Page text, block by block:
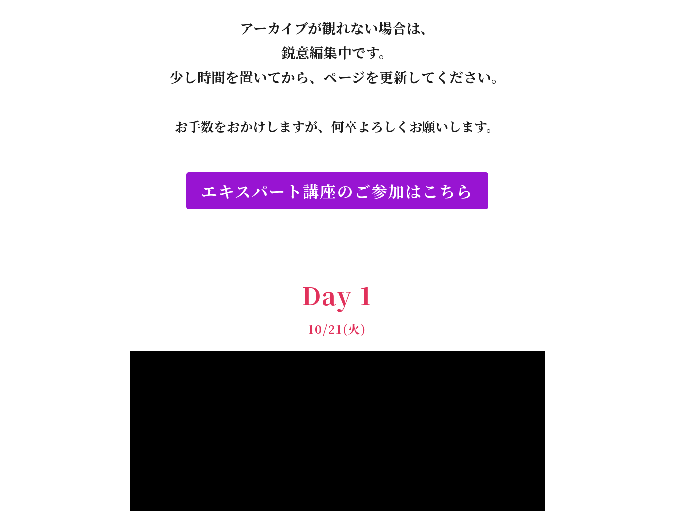
アーカイブが観れない場合は、
鋭意編集中です。
少し時間を置いてから、ページを更新してください。
お手数をおかけしますが、 何卒よろしくお願いします。
エキスパート講座のご参加はこちら
Day 1
10/21(火)